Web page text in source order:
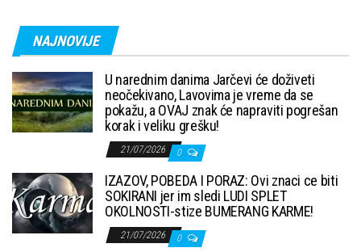
NAJNOVIJE
U narednim danima Jarčevi će doživeti
neočekivano, Lavovima je vreme da se
pokažu, a OVAJ znak će napraviti pogrešan
korak i veliku grešku!
21/07/2026 0
IZAZOV, POBEDA I PORAZ: Ovi znaci ce biti
SOKIRANI jer im sledi LUDI SPLET
OKOLNOSTI-stize BUMERANG KARME!
21/07/2026 0